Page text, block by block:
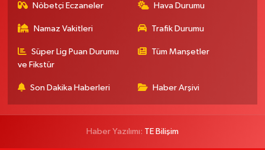
Nöbetçi Eczaneler Hava Durumu
Namaz Vakitleri Trafik Durumu
Süper Lig Puan Durumu
ve Fikstür
Tüm Manşetler
Son Dakika Haberleri Haber Arşivi
Haber Yazılımı: TE Bilişim